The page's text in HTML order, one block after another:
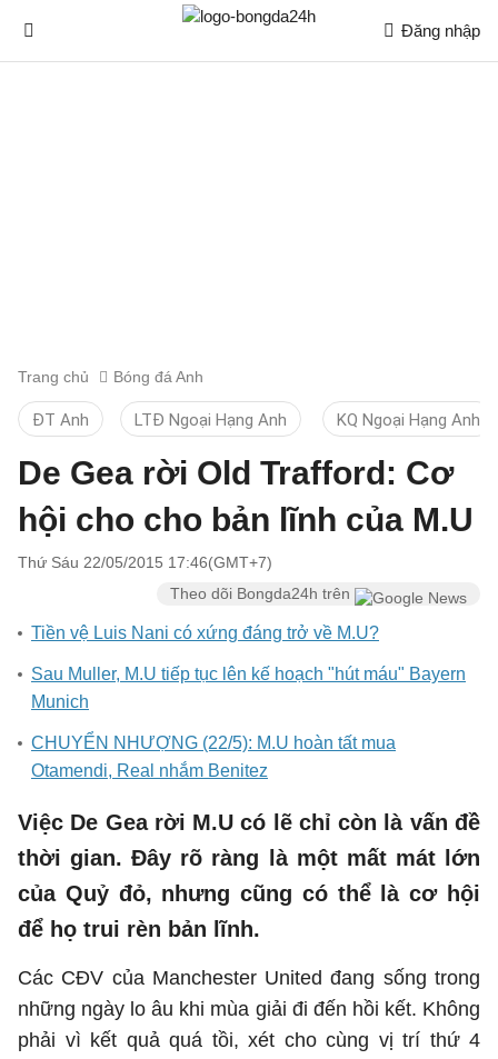
Đăng nhập
Trang chủ Bóng đá Anh
ĐT Anh LTĐ Ngoại Hạng Anh KQ Ngoại Hạng Anh
De Gea rời Old Trafford: Cơ
hội cho cho bản lĩnh của M.U
Thứ Sáu 22/05/2015 17:46(GMT+7)
Theo dõi Bongda24h trên
Tiền vệ Luis Nani có xứng đáng trở về M.U?
Sau Muller, M.U tiếp tục lên kế hoạch "hút máu" Bayern
Munich
CHUYỂN NHƯỢNG (22/5): M.U hoàn tất mua
Otamendi, Real nhắm Benitez
Việc De Gea rời M.U có lẽ chỉ còn là vấn đề
thời gian. Đây rõ ràng là một mất mát lớn
của Quỷ đỏ, nhưng cũng có thể là cơ hội
để họ trui rèn bản lĩnh.
Các CĐV của Manchester United đang sống trong
những ngày lo âu khi mùa giải đi đến hồi kết. Không
phải vì kết quả quá tồi, xét cho cùng vị trí thứ 4